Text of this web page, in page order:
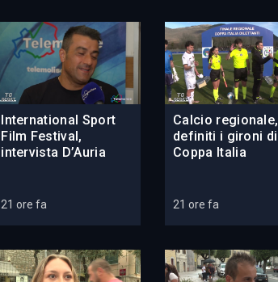
International Sport
Film Festival,
intervista D’Auria
21 ore fa
Calcio regionale,
definiti i gironi di
Coppa Italia
21 ore fa